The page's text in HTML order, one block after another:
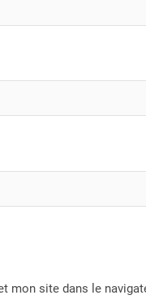
mon site dans le